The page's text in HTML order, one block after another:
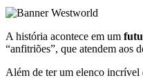
A história acontece em um
“anfitriões”, que atendem aos
Além de ter um elenco incrível